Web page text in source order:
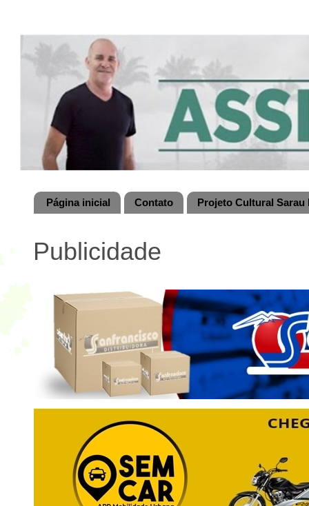
Página inicial Contato Projeto Cultural
Publicidade